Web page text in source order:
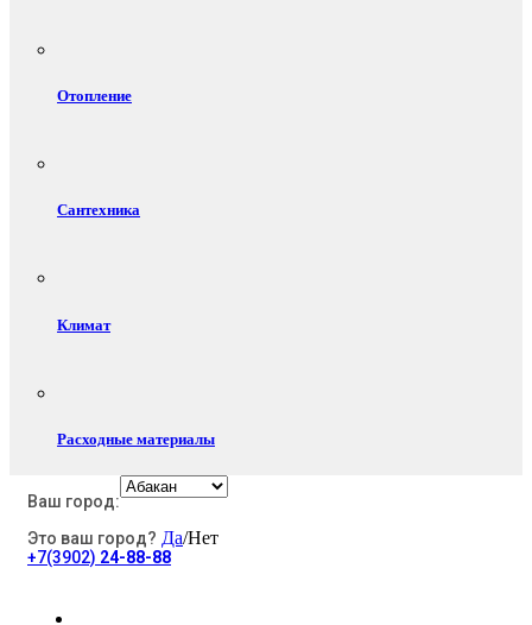
Отопление
Сантехника
Климат
Расходные материалы
Электротовары
Ваш город:
Это ваш город? Да/Нет
+7(3902) 24-88-88